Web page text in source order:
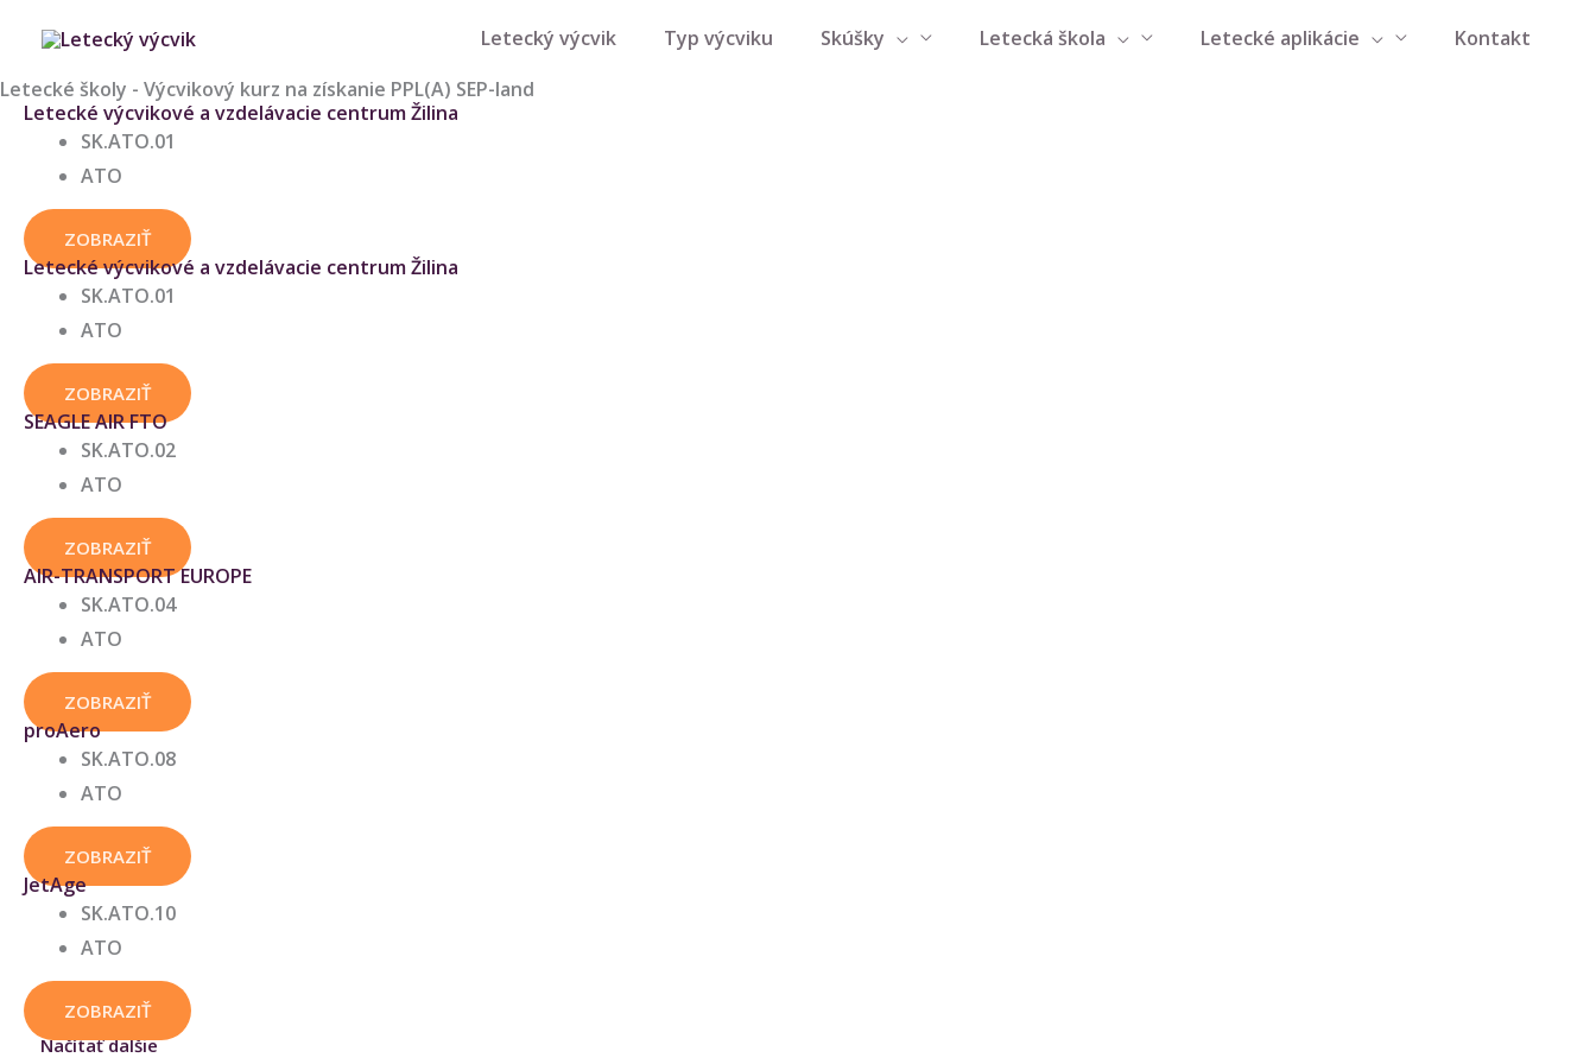
obsah
Letecký výcvik Typ výcviku Skúšky Letecká škola Letecké aplikácie
Kontakt
Letecké školy - Výcvikový kurz na získanie PPL(A) SEP-land
Letecké výcvikové a vzdelávacie centrum Žilina
SK.ATO.01
ATO
ZOBRAZIŤ
Letecké výcvikové a vzdelávacie centrum Žilina
SK.ATO.01
ATO
ZOBRAZIŤ
SEAGLE AIR FTO
SK.ATO.02
ATO
ZOBRAZIŤ
AIR-TRANSPORT EUROPE
SK.ATO.04
ATO
ZOBRAZIŤ
proAero
SK.ATO.08
ATO
ZOBRAZIŤ
JetAge
SK.ATO.10
ATO
ZOBRAZIŤ
Načítať dalšie